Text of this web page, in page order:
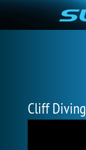
Cliff Diving